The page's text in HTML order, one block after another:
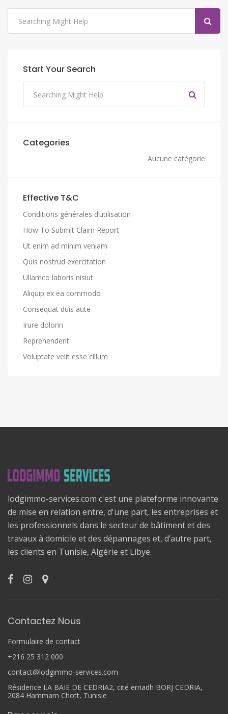
Start Your Search
Categories
Aucune catégorie
Effective T&C
Conditions générales d’utilisation
How To Submit Claim Report
Ut enim ad minim veniam
Quis nostrud exercitation
Ullamco laboris nisiut
Aliquip ex ea commodo
Consequat duis aute
Irure dolorin
Reprehenderit
Voluptate velit esse cillum
lodgimmo-services.com c'est une plateforme innovante
de mise en relation entre, d'une part, les entreprises et
les professionnels dans le secteur de bâtiment et des
travaux à domicile et des dépannages et, d’autre part,
les clients en Tunisie, Algérie et Libye.
Contactez Nous
Formulaire de contact
+216 25 312 000
contact@lodgimmo-services.com
Résidence LA BAIE DE CEDRIA2, cité erriadh BORJ CEDRIA,
2084 Hammam Chott, Tunisie